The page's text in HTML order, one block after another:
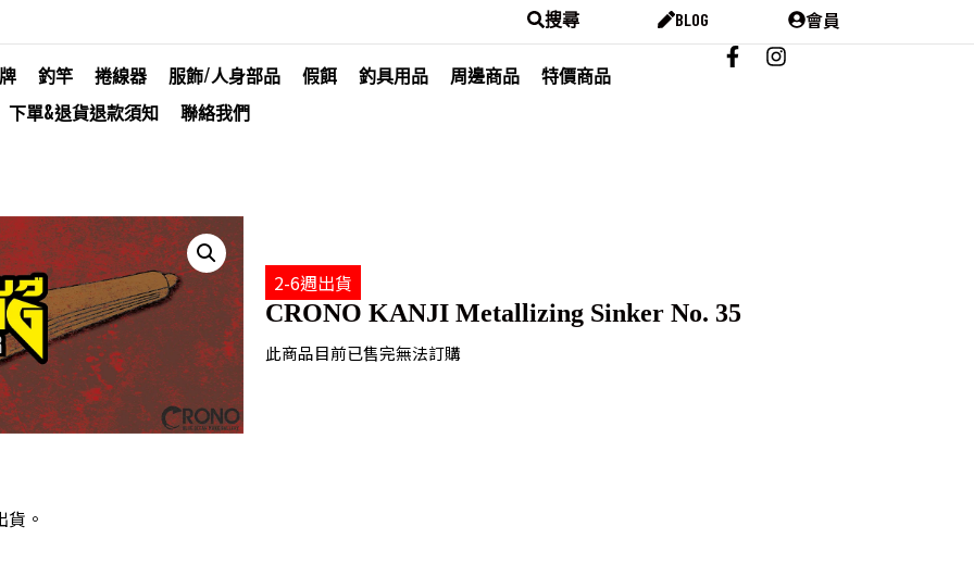
搜尋 BLOG 會員
釣竿 捲線器 服飾/人身部品 假餌 釣具用品 周邊商品
特價商品
下單&退貨退款須知
聯絡我們
2-6週出貨
CRONO KANJI Metallizing Sinker No. 35
此商品目前已售完無法訂購
。